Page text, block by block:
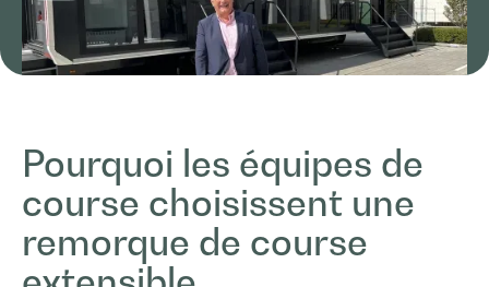
Xtreme Concepts
SPORTS ET HÔTELLERIE
Pourquoi les équipes de
course choisissent une
remorque de course